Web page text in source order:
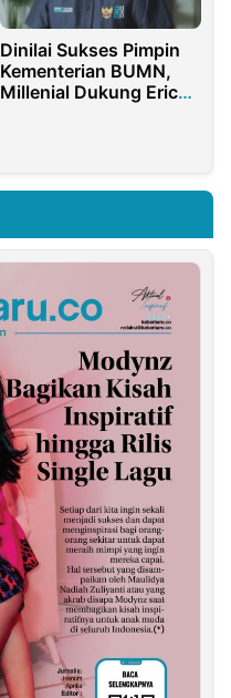
Dinilai Sukses Pimpin
Kementerian BUMN,
Millenial Dukung Erick